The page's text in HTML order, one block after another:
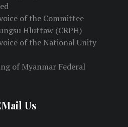
of the Committee
Hluttaw (CRPH)
of the National Unity
of Myanmar Federal
Us